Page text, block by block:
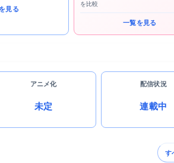
見る
を比較
一覧を見る
アニメ化
未定
配信状況
連載中
す